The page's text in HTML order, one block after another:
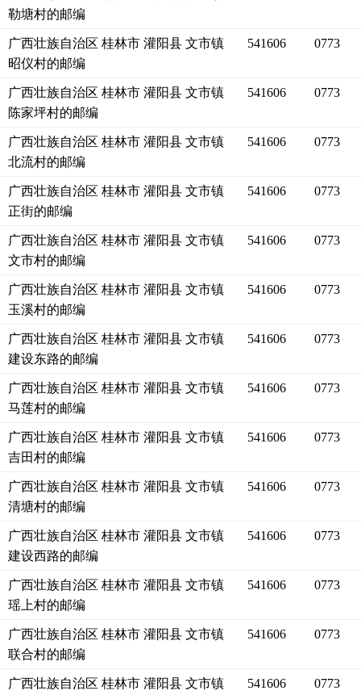
勒塘村的邮编
广西壮族自治区 桂林市 灌阳县 文市镇
昭仪村的邮编
541606 0773
广西壮族自治区 桂林市 灌阳县 文市镇
陈家坪村的邮编
541606 0773
广西壮族自治区 桂林市 灌阳县 文市镇
北流村的邮编
541606 0773
广西壮族自治区 桂林市 灌阳县 文市镇
正街的邮编
541606 0773
广西壮族自治区 桂林市 灌阳县 文市镇
文市村的邮编
541606 0773
广西壮族自治区 桂林市 灌阳县 文市镇
玉溪村的邮编
541606 0773
广西壮族自治区 桂林市 灌阳县 文市镇
建设东路的邮编
541606 0773
广西壮族自治区 桂林市 灌阳县 文市镇
马莲村的邮编
541606 0773
广西壮族自治区 桂林市 灌阳县 文市镇
吉田村的邮编
541606 0773
广西壮族自治区 桂林市 灌阳县 文市镇
清塘村的邮编
541606 0773
广西壮族自治区 桂林市 灌阳县 文市镇
建设西路的邮编
541606 0773
广西壮族自治区 桂林市 灌阳县 文市镇
瑶上村的邮编
541606 0773
广西壮族自治区 桂林市 灌阳县 文市镇
联合村的邮编
541606 0773
广西壮族自治区 桂林市 灌阳县 文市镇 541606 0773